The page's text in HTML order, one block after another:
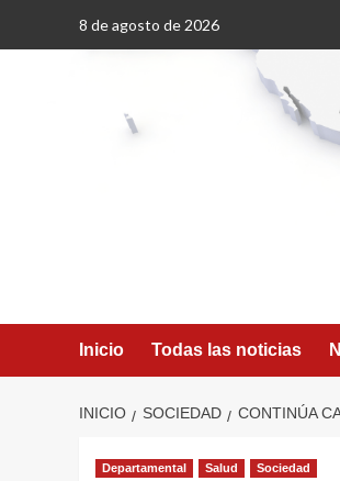
8 de agosto de 2026
Inicio Todas las noticias
INICIO SOCIEDAD CONTINÚA
Departamental Salud Sociedad